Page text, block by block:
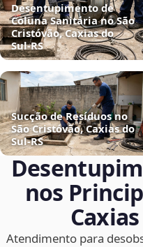
Desentupimento de
Coluna Sanitária no São
Cristóvão, Caxias do
Sul‑RS
Sucção de Resíduos no
São Cristóvão, Caxias do
Sul‑RS
nos
Caxias
Atendimento para